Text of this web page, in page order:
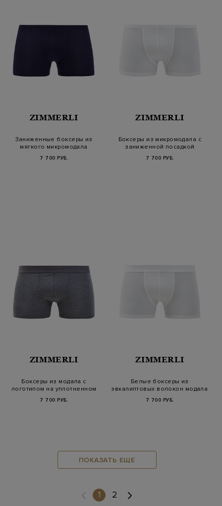
ZIMMERLI
Заниженные боксеры из
мягкого микромодала
7 700 РУБ.
ZIMMERLI
Боксеры из микромодала с
заниженной посадкой
7 700 РУБ.
ZIMMERLI
Боксеры из модала с
логотипом на уплотненном
7 700 РУБ.
ZIMMERLI
Белые боксеры из
эвкалиптовых волокон модала
7 700 РУБ.
ПОКАЗАТЬ ЕЩЕ
1(current)
2